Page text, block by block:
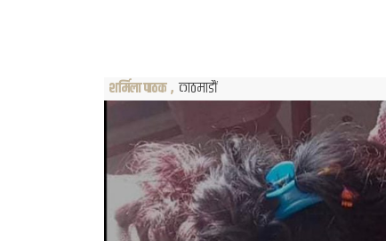
शर्मिला पाठक, काठमाडौं